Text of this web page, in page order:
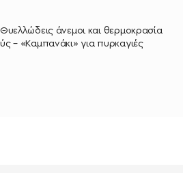
άνεμοι και θερμοκρασία
– «Καμπανάκι» για πυρκαγιές